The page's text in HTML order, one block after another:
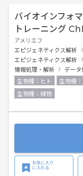
バイオインフォ
トレーニング
アメリエフ
エピジェネティクス解析
エピジェネティクス解析
情報処理・解析
デー
生物種：ヒト
生物種
生物種：植物
お気に入り
に入れる